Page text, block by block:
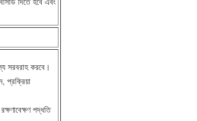
সরবরাহ করবে।
প্রক্রিয়া
পদ্ধতি